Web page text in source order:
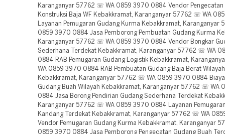
Karanganyar 57762 ☏ WA 0859 3970 0884 Vendor Pengecatan
Konstruksi Baja WF Kebakkramat, Karanganyar 57762 ☏ WA
Layanan Pemugaran Gudang Kurma Kebakkramat, Karanganyar
0859 3970 0884 Jasa Pemborong Pembuatan Gudang Kurma
Karanganyar 57762 ☏ WA 0859 3970 0884 Vendor Bongkar
Sederhana Terdekat Kebakkramat, Karanganyar 57762 ☏ WA
0884 RAB Pemugaran Gudang Logistik Kebakkramat,
WA 0859 3970 0884 RAB Pembuatan Gudang Baja Berat Wilayah
Kebakkramat, Karanganyar 57762 ☏ WA 0859 3970 0884 Biaya
Gudang Buah Wilayah Kebakkramat, Karanganyar 57762 ☏ WA
0884 Jasa Borong Pendirian Gudang Sederhana Terdekat
Karanganyar 57762 ☏ WA 0859 3970 0884 Layanan
Kandang Terdekat Kebakkramat, Karanganyar 57762 ☏ WA
Vendor Pemugaran Gudang Kurma Kebakkramat, Karanganyar
0859 3970 0884 Jasa Pemborong Pengecatan Gudang Buah